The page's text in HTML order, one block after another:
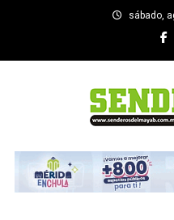
sábado,
SENDEROS